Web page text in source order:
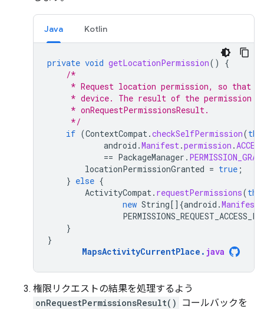
Java Kotlin
private void getLocationPermission()
{
/*
* Request location permission, so that
* device. The result of the permission
     * onRequestPermissionsResult.
     */
if (ContextCompat .checkSelfPermission(
android .Manifest .permission .
== PackageManager .
locationPermissionGranted = true ;
} else {
ActivityCompat . requestPermissions(
new String[] {android .Manifest
}
}
MapsActivityCurrentPlace . java
権限リクエストの結果を処理するよう
onRequestPermissionsResult()
コールバックを